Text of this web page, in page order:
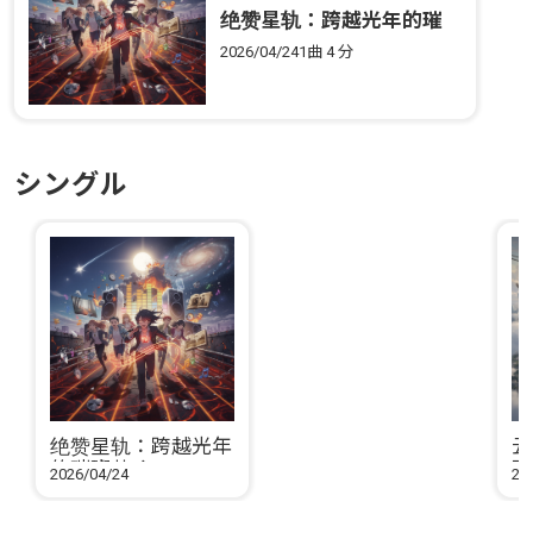
绝赞星轨：跨越光年的璀
璨共鸣
2026/04/241曲4 分
シングル
绝赞星轨：跨越光年
的璀璨共鸣
2026/04/24